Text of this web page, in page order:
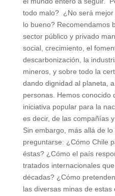
todo malo? ¿No será
lo bueno? Recomendamos
sector público y privado
social, crecimiento, el
descarbonización, la
mineros, y sobre todo la
dando dignidad al planeta,
personas. Hemos conocido
iniciativa popular para la
es decir, de las compañías
Sin embargo, más allá de
preguntarse: ¿Cómo Chile
éstas? ¿Cómo el país
tratados internacionales
décadas? ¿Cómo
las diversas minas de